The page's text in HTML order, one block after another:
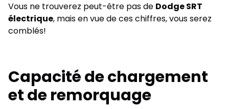
Vous ne trouverez peut-être pas de Dodge SRT
électrique, mais en vue de ces chiffres, vous serez
comblés!
Capacité de chargement
et de remorquage